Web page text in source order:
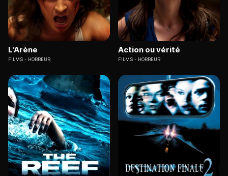
L'Arène
FILMS HORREUR
Action ou vérité
FILMS HORREUR